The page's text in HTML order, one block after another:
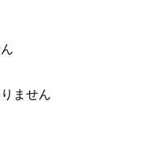
ません